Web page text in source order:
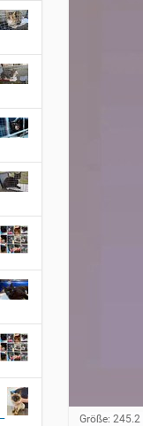
Z
Größe: 245.2